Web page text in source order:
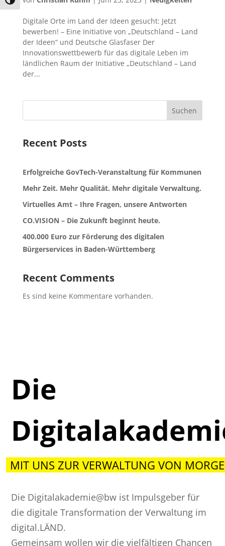
Digitale Orte im Land der Ideen gesucht: Jetzt
bewerben! – Eine Initiative von „Deutschland – Land
der Ideen“ und Deutsche Glasfaser Der
Innovationswettbewerb für das digitale Leben im
ländlichen Raum der Initiative „Deutschland – Land
der...
Suchen
Recent Posts
Erfolgreiche GovTech-Veranstaltung für Kommunen
Mehr Zeit. Mehr Qualität. Mehr digitale Verwaltung.
Virtuelles Amt – Ihre Fragen, unsere Antworten
CO.VISION – Die Zukunft beginnt heute.
400.000 Euro zur Förderung des digitalen
Bürgerservices in Baden-Württemberg
Recent Comments
Es sind keine Kommentare vorhanden.
Die
MIT UNS ZUR VERWALTUNG VON
Die Digitalakademie@bw ist Impulsgeber für
die digitale Transformation der Verwaltung im
digital.LÄND.
Gemeinsam wollen wir die vielfältigen Chancen